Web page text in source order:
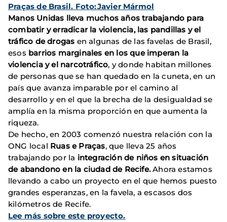
Manos Unidas lleva muchos años trabajando para
combatir y erradicar la violencia, las pandillas y el
tráfico de drogas en algunas de las favelas de Brasil,
esos barrios marginales en los que imperan la
violencia y el narcotráfico, y donde habitan millones
de personas que se han quedado en la cuneta, en un
país que avanza imparable por el camino al
desarrollo y en el que la brecha de la desigualdad se
amplía en la misma proporción en que aumenta la
riqueza.
De hecho, en 2003 comenzó nuestra relación con la
ONG local Ruas e Praças, que lleva 25 años
trabajando por la integración de niños en situación
de abandono en la ciudad de Recife.Ahora estamos
llevando a cabo un proyecto en el que hemos puesto
grandes esperanzas, en la favela, a escasos dos
kilómetros de Recife.
Lee más sobre este proyecto.